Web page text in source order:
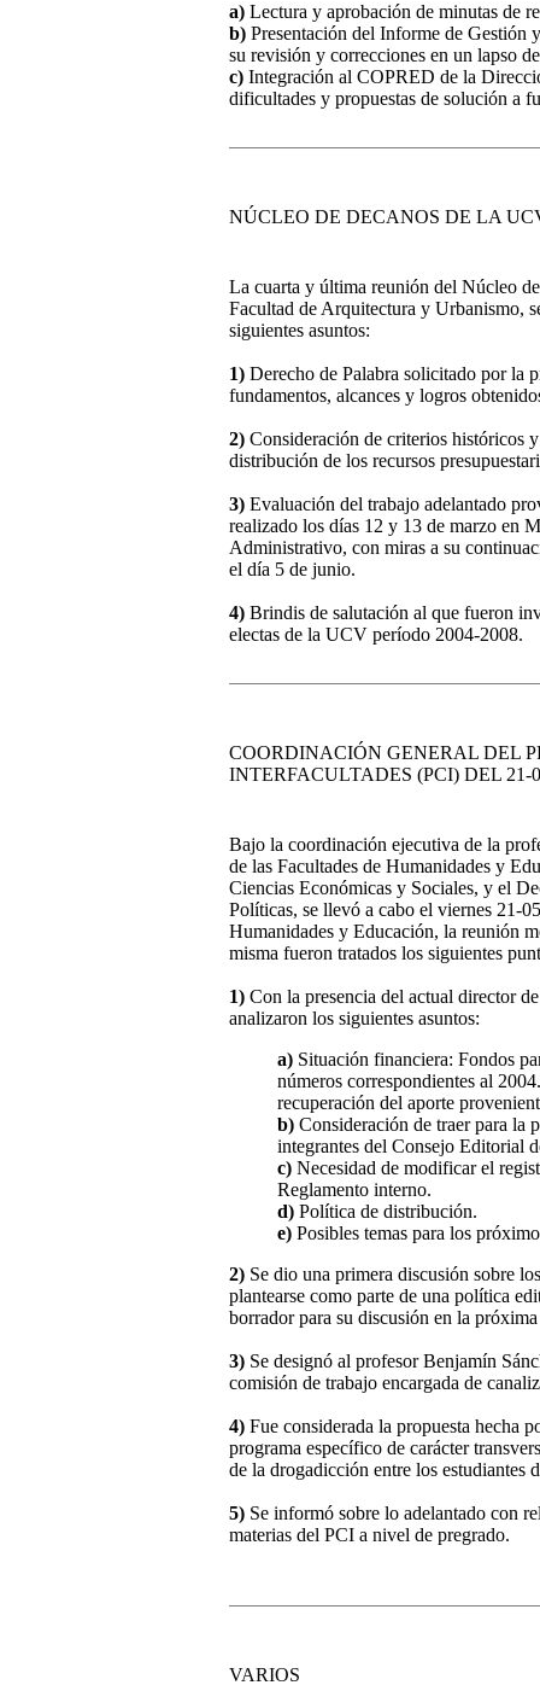
a) Lectura y aprobación de minutas de
b) Presentación del Informe de
su revisión y correcciones en un lapso
c) Integración al COPRED de la
dificultades y propuestas de solución a
NÚCLEO DE DECANOS DE LA
La cuarta y última reunión del Núcleo
Facultad de Arquitectura y Urbanismo,
siguientes asuntos:
1) Derecho de Palabra solicitado por la
fundamentos, alcances y logros
2) Consideración de criterios históricos
distribución de los recursos
3) Evaluación del trabajo adelantado
realizado los días 12 y 13 de marzo en
Administrativo, con miras a su
el día 5 de junio.
4) Brindis de salutación al que fueron
electas de la UCV período 2004-2008.
COORDINACIÓN GENERAL DEL
INTERFACULTADES (PCI) DEL 21-
Bajo la coordinación ejecutiva de la
de las Facultades de Humanidades y
Ciencias Económicas y Sociales, y el
Políticas, se llevó a cabo el viernes 21-
Humanidades y Educación, la reunión
misma fueron tratados los siguientes
1) Con la presencia del actual director
analizaron los siguientes asuntos:
a) Situación financiera: Fondos
números correspondientes al
recuperación del aporte
b) Consideración de traer para la
integrantes del Consejo Editorial
c) Necesidad de modificar el
Reglamento interno.
d) Política de distribución.
e) Posibles temas para los
2) Se dio una primera discusión sobre
plantearse como parte de una política
borrador para su discusión en la
3) Se designó al profesor Benjamín
comisión de trabajo encargada de
4) Fue considerada la propuesta hecha
programa específico de carácter
de la drogadicción entre los estudiantes
5) Se informó sobre lo adelantado con
materias del PCI a nivel de pregrado.
VARIOS